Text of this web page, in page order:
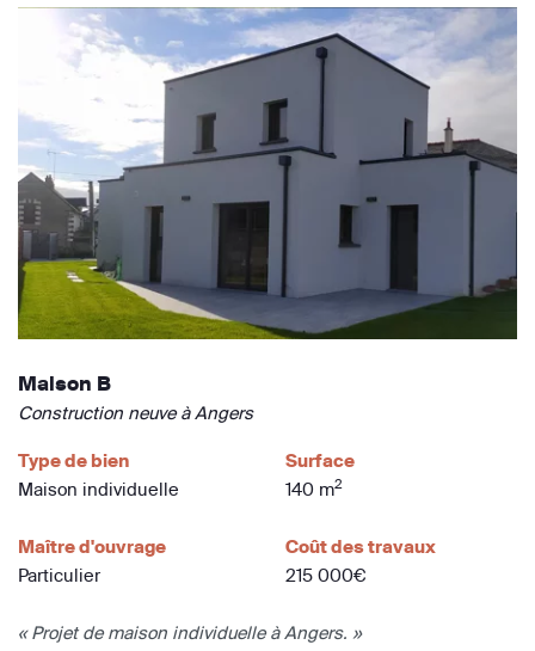
Maison B
Construction neuve à Angers
Type de bien
Maison individuelle
Surface
140 m2
Maître d'ouvrage
Particulier
Coût des travaux
215 000€
« Projet de maison individuelle à Angers. »